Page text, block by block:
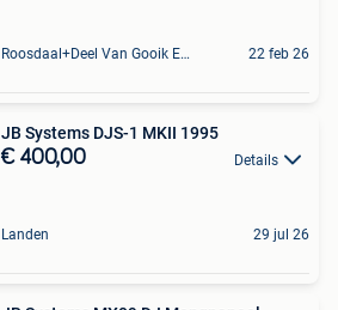
Roosdaal+Deel Van Gooik En Sint-Kwintens-Lennik 22 feb 26
JB Systems DJS-1 MKII 1995
€ 400,00 Details
Landen 29 jul 26